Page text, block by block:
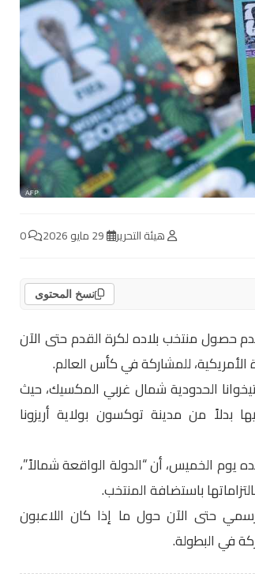
هيئة التحرير
نسخ المحتوى
منتخب بلاده لكرة القدم حتى الآن
الأمريكية، للمشاركة في كأس العالم.
الحدودية شمال غربي المكسيك، حيث
بدلاً من مدينة توكسون بولاية أريزونا
الخميس، أن “الدولة الواقعة شمالاً”،
باستضافة المنتخب.
حتى الآن حول ما إذا كان اللاعبون
في البطولة.